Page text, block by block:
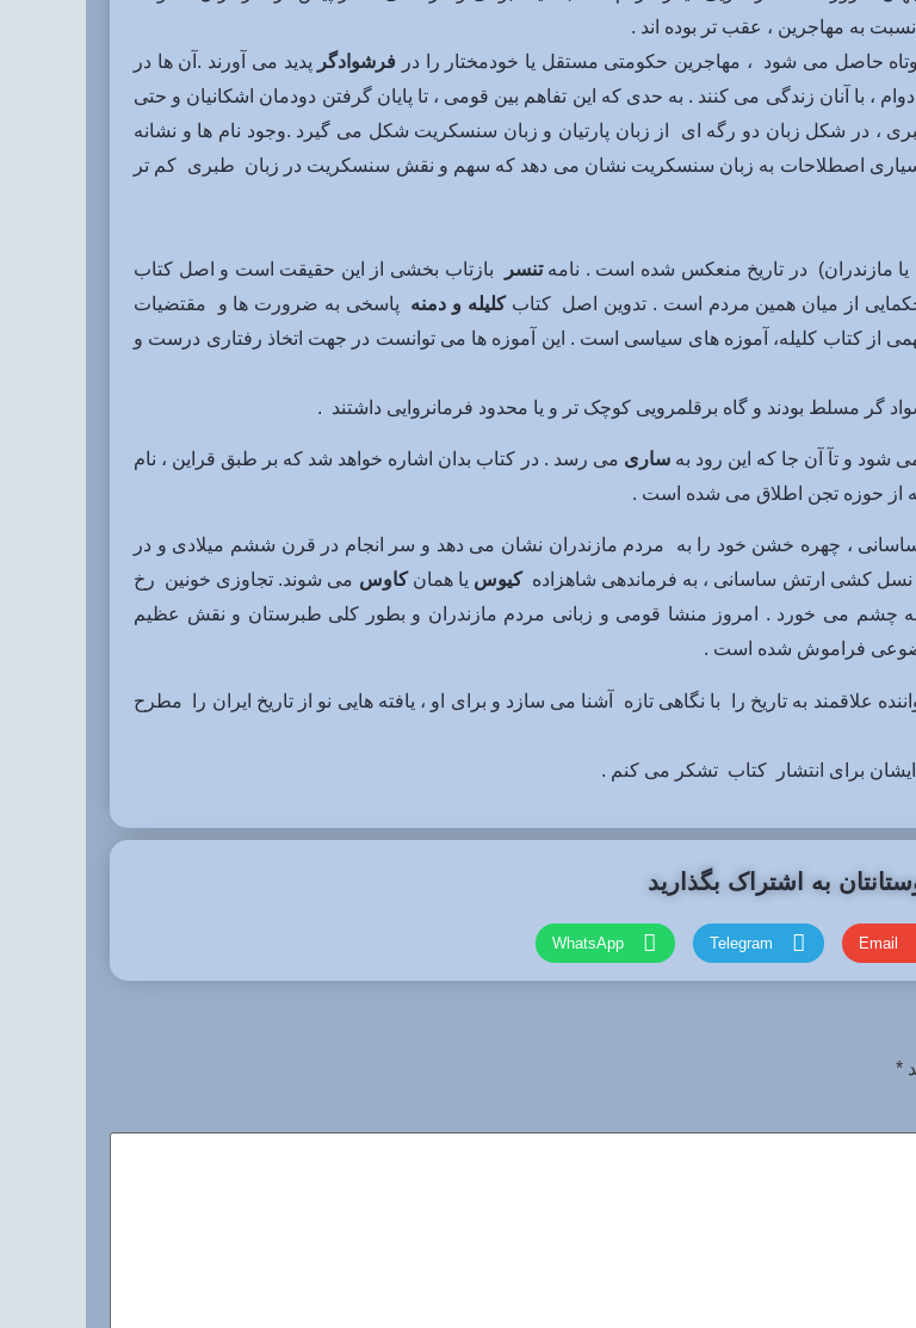
به مهاجرین ، عقب تر بوده اند .
حاصل می شود ، مهاجرین حکومتی مستقل یا خودمختار را در
فرشوادگر پدید می آورند .آن ها در
، با آنان زندگی می کنند . به حدی که این تفاهم بین قومی ، تا پایان گرفتن دودمان اشکانیان و حتی
، در شکل زبان دو رگه ای از زبان پارتیان و زبان سنسکریت شکل می گیرد .وجود نام ها و نشانه
بسیاری اصطلاحات به زبان سنسکریت نشان می دهد که سهم و نقش سنسکریت در زبان طبری کم تر
مازندران) در تاریخ منعکس شده است . نامه تنسر
بازتاب بخشی از این حقیقت است و اصل کتاب
حکمایی از میان همین مردم است . تدوین اصل کتاب کلیله و دمنه پاسخی به ضرورت ها و مقتضیات
از کتاب کلیله، آموزه های سیاسی است . این آموزه ها می توانست در جهت اتخاذ رفتاری درست و
مسلط بودند و گاه برقلمرویی کوچک تر و یا محدود فرمانروایی داشتند .
شود و تآ آن جا که این رود بهساری می رسد . در کتاب بدان اشاره خواهد شد که بر طبق قراین ، نام
از حوزه تجن اطلاق می شده است .
، چهره خشن خود را به مردم مازندران نشان می دهد و سر انجام در قرن ششم میلادی و در
نسل کشی ارتش ساسانی ، به فرماندهی شاهزادهکیوس یا همانکاوس می شوند. تجاوزی خونین رخ
چشم می خورد . امروز منشا قومی و زبانی مردم مازندران و بطور کلی طبرستان و نقش عظیم
فراموش شده است .
به تاریخ را با نگاهی تازه آشنا می سازد و برای او ، یافته هایی نو از تاریخ ایران را مطرح
ایشان برای انتشار کتاب تشکر می کنم .
به اشتراک بگذارید
Email
Telegram
WhatsApp
*